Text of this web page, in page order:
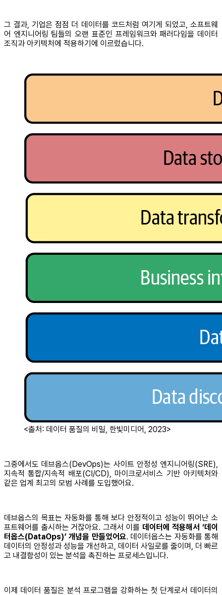
그 결과, 기업은 점점 더 데이터를 코드처럼 여기게 되었고, 소프트웨
어 엔지니어링 팀들의 오랜 표준인 프레임워크와 패러다임을 데이터
조직과 아키텍처에 적용하기에 이르렀습니다.
<출처: 데이터 품질의 비밀, 한빛미디어, 2023>
그중에서도 데브옵스(DevOps)는 사이트 안정성 엔지니어링(SRE),
지속적 통합/지속적 배포(CI/CD), 마이크로서비스 기반 아키텍처와
같은 업계 최고의 모범 사례를 도입했어요.
데브옵스의 목표는 자동화를 통해 보다 안정적이고 성능이 뛰어난 소
프트웨어를 출시하는 거잖아요. 그래서 이를 데이터에 적용해서 ‘데이
터옵스(DataOps)’ 개념을 만들었어요. 데이터옵스는 자동화를 통해
데이터의 안정성과 성능을 개선하고, 데이터 사일로를 줄이며, 더 빠르
고 내결함성이 있는 분석을 촉진하는 프로세스입니다.
이제 데이터 품질은 분석 프로그램을 강화하는 첫 단계로서 데이터의